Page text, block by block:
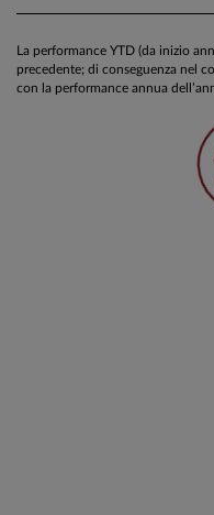
La performance YTD (da inizio
precedente; di conseguenza nel
con la performance annua